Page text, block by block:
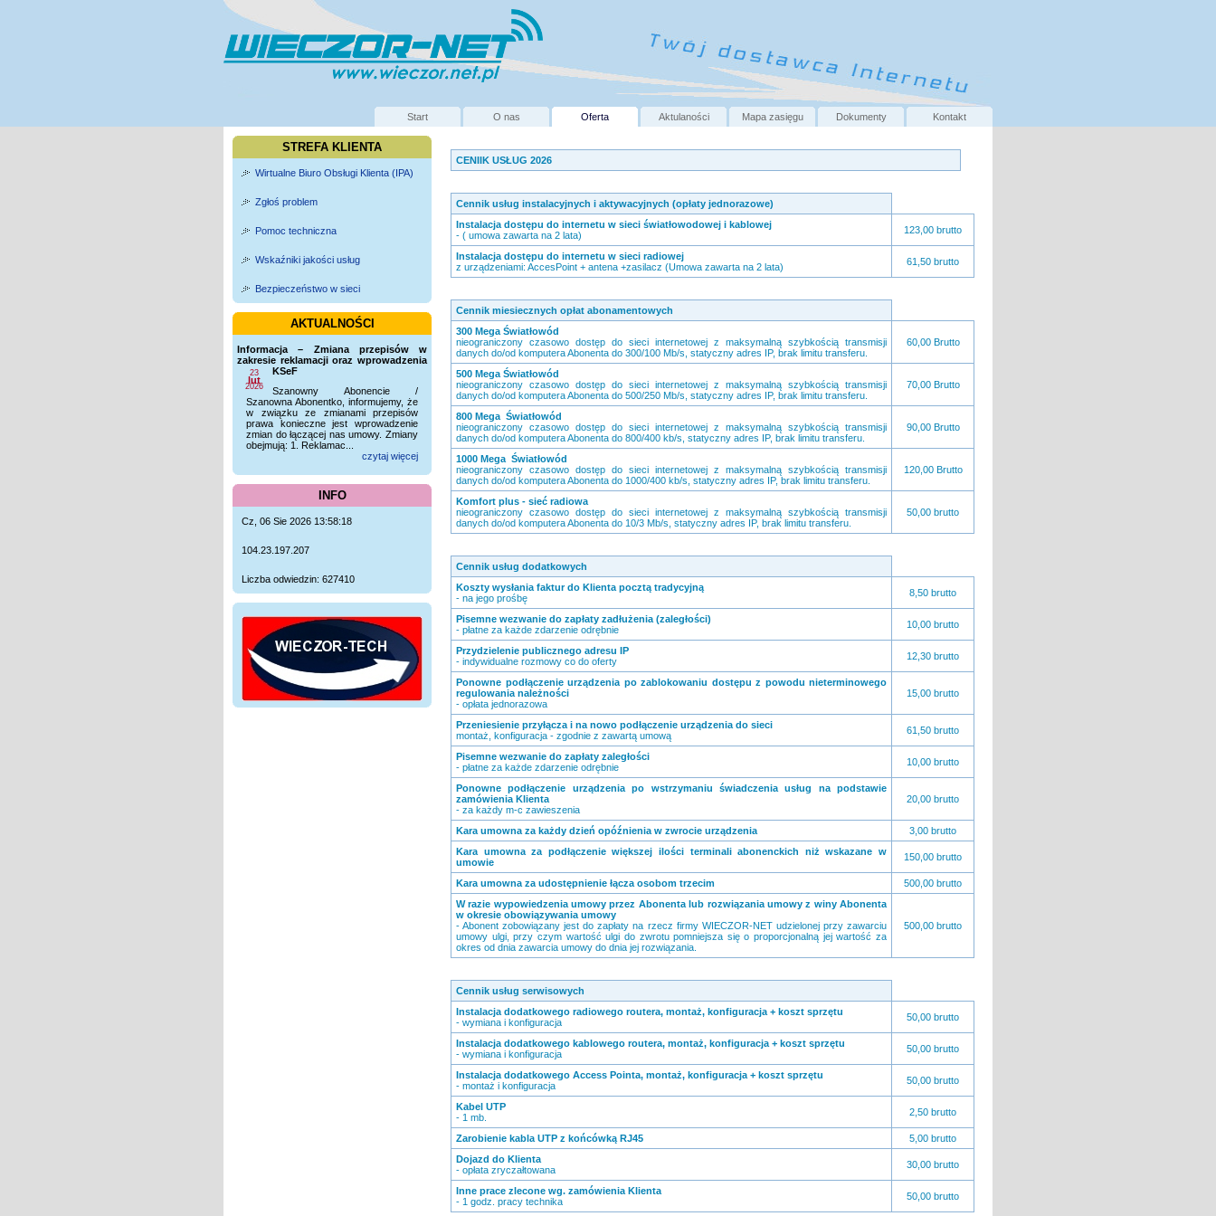
Start O nas Oferta Aktulaności Mapa zasięgu Dokumenty Kontakt
STREFA KLIENTA
Wirtualne Biuro Obsługi Klienta (IPA)
Zgłoś problem
Pomoc techniczna
Wskaźniki jakości usług
Bezpieczeństwo w sieci
AKTUALNOŚCI
Informacja – Zmiana przepisów w
zakresie reklamacji oraz wprowadzenia
KSeF
23
lut
2026
Szanowny Abonencie /
Szanowna Abonentko, informujemy, że
w związku ze zmianami przepisów
prawa konieczne jest wprowadzenie
zmian do łączącej nas umowy. Zmiany
obejmują: 1. Reklamac...
czytaj więcej
INFO
Cz, 06 Sie 2026 13:58:18
104.23.197.207
Liczba odwiedzin: 627410
CENIIK USŁUG 2026
Cennik usług instalacyjnych i aktywacyjnych (opłaty jednorazowe)
Instalacja dostępu do internetu w sieci światłowodowej i kablowej
- ( umowa zawarta na 2 lata)
123,00 brutto
Instalacja dostępu do internetu w sieci radiowej
z urządzeniami: AccesPoint + antena +zasilacz (Umowa zawarta na 2 lata)
61,50 brutto
Cennik miesiecznych opłat abonamentowych
300 Mega Światłowód
nieograniczony czasowo dostęp do sieci internetowej z maksymalną szybkością transmisji
danych do/od komputera Abonenta do 300/100 Mb/s, statyczny adres IP, brak limitu transferu.
60,00 Brutto
500 Mega Światłowód
nieograniczony czasowo dostęp do sieci internetowej z maksymalną szybkością transmisji
danych do/od komputera Abonenta do 500/250 Mb/s, statyczny adres IP, brak limitu transferu.
70,00 Brutto
800 Mega Światłowód
nieograniczony czasowo dostęp do sieci internetowej z maksymalną szybkością transmisji
danych do/od komputera Abonenta do 800/400 kb/s, statyczny adres IP, brak limitu transferu.
90,00 Brutto
1000 Mega Światłowód
nieograniczony czasowo dostęp do sieci internetowej z maksymalną szybkością transmisji
danych do/od komputera Abonenta do 1000/400 kb/s, statyczny adres IP, brak limitu transferu.
120,00 Brutto
Komfort plus - sieć radiowa
nieograniczony czasowo dostęp do sieci internetowej z maksymalną szybkością transmisji
danych do/od komputera Abonenta do 10/3 Mb/s, statyczny adres IP, brak limitu transferu.
50,00 brutto
Cennik usług dodatkowych
Koszty wysłania faktur do Klienta pocztą tradycyjną
- na jego prośbę
8,50 brutto
Pisemne wezwanie do zapłaty zadłużenia (zaległości)
- płatne za każde zdarzenie odrębnie
10,00 brutto
Przydzielenie publicznego adresu IP
- indywidualne rozmowy co do oferty
12,30 brutto
Ponowne podłączenie urządzenia po zablokowaniu dostępu z powodu nieterminowego
regulowania należności
- opłata jednorazowa
15,00 brutto
Przeniesienie przyłącza i na nowo podłączenie urządzenia do sieci
montaż, konfiguracja - zgodnie z zawartą umową
61,50 brutto
Pisemne wezwanie do zapłaty zaległości
- płatne za każde zdarzenie odrębnie
10,00 brutto
Ponowne podłączenie urządzenia po wstrzymaniu świadczenia usług na podstawie
zamówienia Klienta
- za każdy m-c zawieszenia
20,00 brutto
Kara umowna za każdy dzień opóźnienia w zwrocie urządzenia
3,00 brutto
Kara umowna za podłączenie większej ilości terminali abonenckich niż wskazane w
umowie
150,00 brutto
Kara umowna za udostępnienie łącza osobom trzecim
500,00 brutto
W razie wypowiedzenia umowy przez Abonenta lub rozwiązania umowy z winy Abonenta
w okresie obowiązywania umowy
- Abonent zobowiązany jest do zapłaty na rzecz firmy WIECZOR-NET udzielonej przy zawarciu
umowy ulgi, przy czym wartość ulgi do zwrotu pomniejsza się o proporcjonalną jej wartość za
okres od dnia zawarcia umowy do dnia jej rozwiązania.
500,00 brutto
Cennik usług serwisowych
Instalacja dodatkowego radiowego routera, montaż, konfiguracja + koszt sprzętu
- wymiana i konfiguracja
50,00 brutto
Instalacja dodatkowego kablowego routera, montaż, konfiguracja + koszt sprzętu
- wymiana i konfiguracja
50,00 brutto
Instalacja dodatkowego Access Pointa, montaż, konfiguracja + koszt sprzętu
- montaż i konfiguracja
50,00 brutto
Kabel UTP
- 1 mb.
2,50 brutto
Zarobienie kabla UTP z końcówką RJ45
5,00 brutto
Dojazd do Klienta
- opłata zryczałtowana
30,00 brutto
Inne prace zlecone wg. zamówienia Klienta
- 1 godz. pracy technika
50,00 brutto